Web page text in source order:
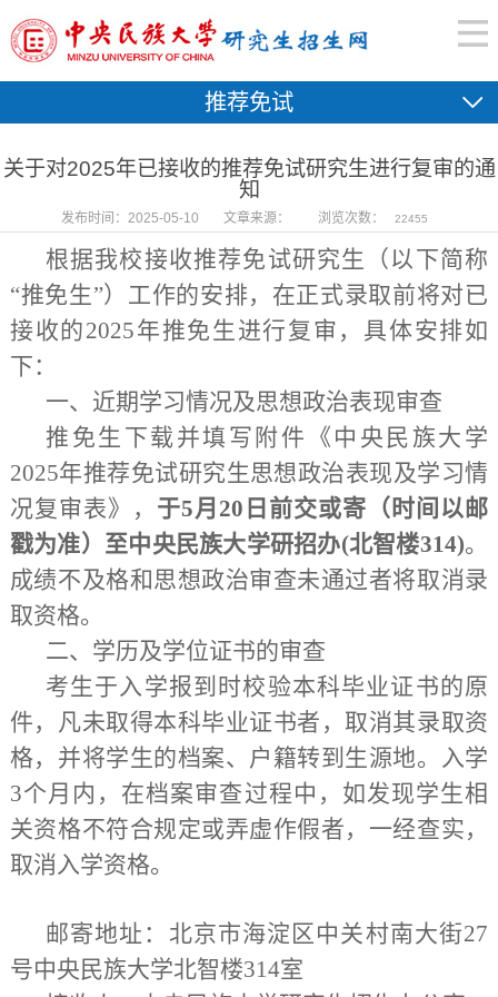
推荐免试
关于对2025年已接收的推荐免试研究生进行复审的通
知
发布时间：2025-05-10 文章来源： 浏览次数： 22455
根据我校接收推荐免试研究生（以下简称
“推免生”） 工作的安排，在正式录取前将对已
接收的2025年推免生进行复审，具体安排如
下：
一、近期学习情况及思想政治表现审查
推免生下载并填写附件《中央民族大学
2025年推荐免试研究生思想政治表现及学习情
况复审表》， 于5月 20 日前交或寄（时间以邮
戳为准）至中央民族大学研招办(北智楼314)。
成绩不及格和思想政治审查未通过者将取消录
取资格。
二、学历及学位证书的审查
考生于入学报到时校验本科毕业证书的原
件，凡未取得本科毕业证书者，取消其录取资
格，并将学生的档案、户籍转到生源地。入学
3个月内，在档案审查过程中，如发现学生相
关资格不符合规定或弄虚作假者，一经查实，
取消入学资格。
邮寄地址：北京市海淀区中关村南大街27
号中央民族大学北智楼314室